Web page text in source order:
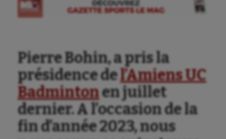
Pierre Bohin, a pris la
présidence de l’Amiens UC
Badmintonen juillet
dernier. A l’occasion de la
fin d’année 2023, nous